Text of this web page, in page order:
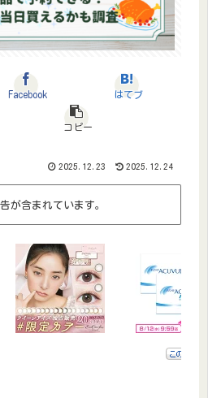
Facebook はてブ
コピー
2025.12.23 2025.12.24
が含まれています。